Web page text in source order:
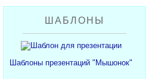
Добавить сайт
Каталог портфолио
Добавить портфолио
ШАБЛОНЫ
Шаблоны презентаций "Мышонок"